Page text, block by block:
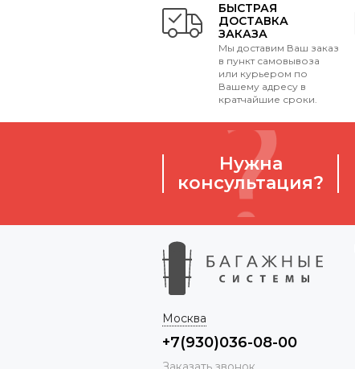
БЫСТРАЯ
ДОСТАВКА
ЗАКАЗА
Мы доставим Ваш заказ
в пункт самовывоза
или курьером по
Вашему адресу в
кратчайшие сроки.
Нужна
консультация?
Москва
+7(930)036-08-00